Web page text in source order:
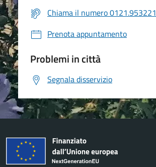
Chiama il numero 0121.953221
Prenota appuntamento
Problemi in città
Segnala disservizio